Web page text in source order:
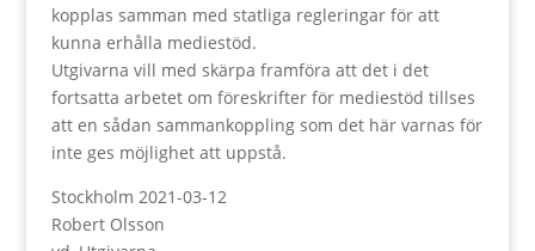
kopplas samman med statliga regleringar för att
kunna erhålla mediestöd.
Utgivarna vill med skärpa framföra att det i det
fortsatta arbetet om föreskrifter för mediestöd tillses
att en sådan sammankoppling som det här varnas för
inte ges möjlighet att uppstå.
Stockholm 2021-03-12
Robert Olsson